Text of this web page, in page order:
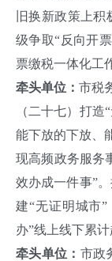
旧换新政策上
级争取“反向开
票缴税一体化工
牵头单位： 市税
（二十七）打造
能下放的下放、
现高频政务服务
效办成一件事”
建“无证明城市
办”线上线下累计
牵头单位： 市政